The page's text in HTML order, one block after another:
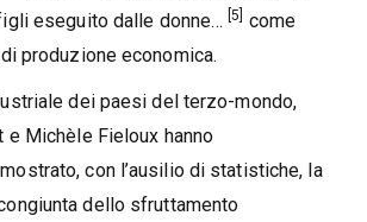
eseguito dalle donne…[5]
come
produzione economica.
dei paesi del terzo-mondo,
e Michèle Fieloux hanno
con l’ausilio di statistiche, la
dello sfruttamento